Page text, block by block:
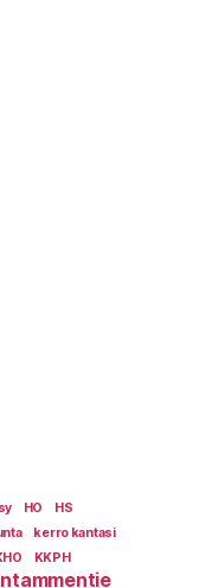
HO
HS
kerro kantasi
KKPH